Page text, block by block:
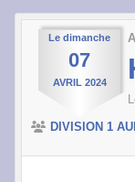
Le dimanche
07
AVRIL 2024
DIVISION 1